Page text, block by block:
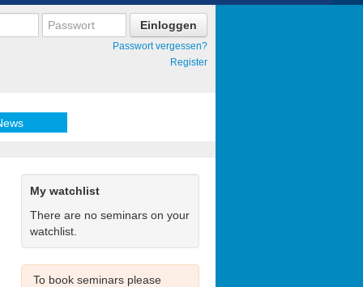
Passwort vergessen?
Register
My watchlist
There are no seminars on your
watchlist.
To book seminars please